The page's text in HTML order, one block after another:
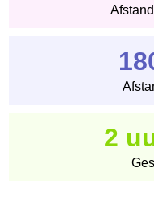
2